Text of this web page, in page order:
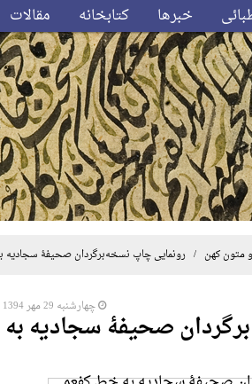
خبرها کتابخانه مقالات
کهن / رونمایی چاپ نسخه‌برگردان صحیفۀ سجادیه
چهارشنبه 29 مهر 1394 ساعت 08:37 ق.ظ
صحیفۀ سجادیه